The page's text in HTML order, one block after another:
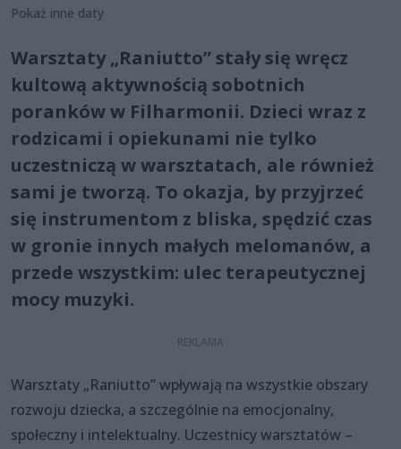
Pokaż inne daty
Warsztaty „Raniutto” stały się wręcz
kultową aktywnością sobotnich
poranków w Filharmonii. Dzieci wraz z
rodzicami i opiekunami nie tylko
uczestniczą w warsztatach, ale również
sami je tworzą. To okazja, by przyjrzeć
się instrumentom z bliska, spędzić czas
w gronie innych małych melomanów, a
przede wszystkim: ulec terapeutycznej
mocy muzyki.
Warsztaty „Raniutto” wpływają na wszystkie obszary
rozwoju dziecka, a szczególnie na emocjonalny,
społeczny i intelektualny. Uczestnicy warsztatów –